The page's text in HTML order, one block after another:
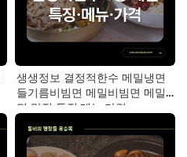
생생정보 결정적한수 메밀냉면
들기름비빔면 메밀비빔면 메밀
면 맛집 특징·메뉴·가격